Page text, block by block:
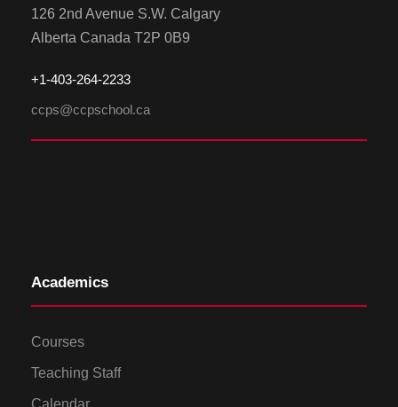
126 2nd Avenue S.W. Calgary
Alberta Canada T2P 0B9
+1-403-264-2233
ccps@ccpschool.ca
Academics
Courses
Teaching Staff
Calendar